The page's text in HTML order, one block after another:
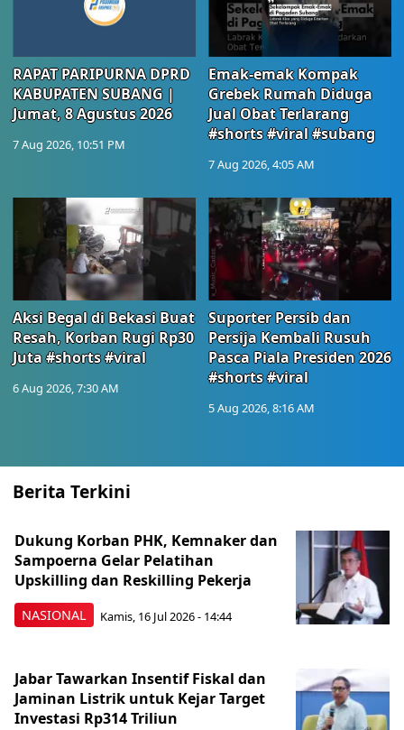
RAPAT PARIPURNA DPRD
KABUPATEN SUBANG |
Jumat, 8 Agustus 2026
7 Aug 2026, 10:51 PM
Emak-emak Kompak
Grebek Rumah Diduga
Jual Obat Terlarang
#shorts #viral #subang
7 Aug 2026, 4:05 AM
Aksi Begal di Bekasi Buat
Resah, Korban Rugi Rp30
Juta #shorts #viral
6 Aug 2026, 7:30 AM
Suporter Persib dan
Persija Kembali Rusuh
Pasca Piala Presiden 2026
#shorts #viral
5 Aug 2026, 8:16 AM
Berita Terkini
NASIONAL
Dukung Korban PHK, Kemnaker dan
Sampoerna Gelar Pelatihan
Upskilling dan Reskilling Pekerja
Kamis, 16 Jul 2026 - 14:44
Jabar Tawarkan Insentif Fiskal dan
Jaminan Listrik untuk Kejar Target
Investasi Rp314 Triliun